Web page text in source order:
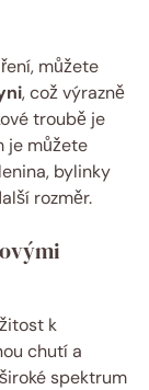
můžete
, což výrazně
troubě je
je můžete
bylinky
rozměr.
k
chutí a
spektrum